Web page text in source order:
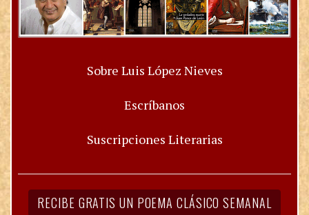
Sobre Luis López Nieves
Escríbanos
Suscripciones Literarias
RECIBE GRATIS UN POEMA CLÁSICO SEMANAL